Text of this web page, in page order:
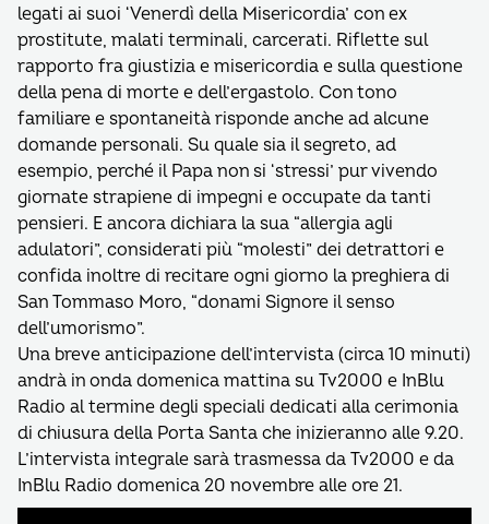
legati ai suoi ‘Venerdì della Misericordia’ con ex
prostitute, malati terminali, carcerati. Riflette sul
rapporto fra giustizia e misericordia e sulla questione
della pena di morte e dell’ergastolo. Con tono
familiare e spontaneità risponde anche ad alcune
domande personali. Su quale sia il segreto, ad
esempio, perché il Papa non si ‘stressi’ pur vivendo
giornate strapiene di impegni e occupate da tanti
pensieri. E ancora dichiara la sua “allergia agli
adulatori”, considerati più “molesti” dei detrattori e
confida inoltre di recitare ogni giorno la preghiera di
San Tommaso Moro, “donami Signore il senso
dell’umorismo”.
Una breve anticipazione dell’intervista (circa 10 minuti)
andrà in onda domenica mattina su Tv2000 e InBlu
Radio al termine degli speciali dedicati alla cerimonia
di chiusura della Porta Santa che inizieranno alle 9.20.
L’intervista integrale sarà trasmessa da Tv2000 e da
InBlu Radio domenica 20 novembre alle ore 21.